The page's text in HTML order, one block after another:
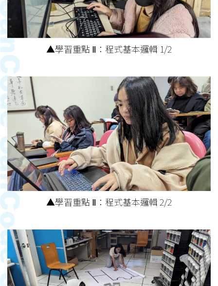
▲學習重點 Ⅱ：程式基本邏輯 1/2
▲學習重點 Ⅱ：程式基本邏輯 2/2